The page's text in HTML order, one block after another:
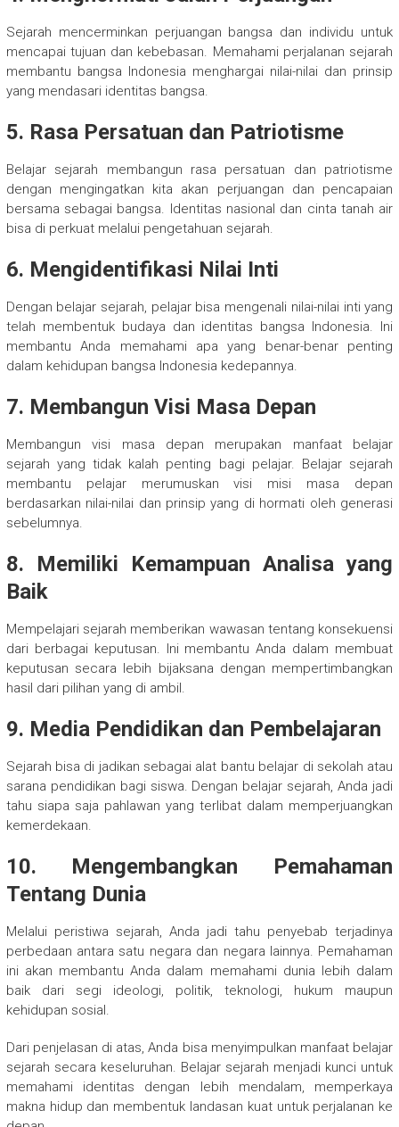
Sejarah mencerminkan perjuangan bangsa dan individu untuk
mencapai tujuan dan kebebasan. Memahami perjalanan sejarah
membantu bangsa Indonesia menghargai nilai-nilai dan prinsip
yang mendasari identitas bangsa.
5. Rasa Persatuan dan Patriotisme
Belajar sejarah membangun rasa persatuan dan patriotisme
dengan mengingatkan kita akan perjuangan dan pencapaian
bersama sebagai bangsa. Identitas nasional dan cinta tanah air
bisa di perkuat melalui pengetahuan sejarah.
6. Mengidentifikasi Nilai Inti
Dengan belajar sejarah, pelajar bisa mengenali nilai-nilai inti yang
telah membentuk budaya dan identitas bangsa Indonesia. Ini
membantu Anda memahami apa yang benar-benar penting
dalam kehidupan bangsa Indonesia kedepannya.
7. Membangun Visi Masa Depan
Membangun visi masa depan merupakan manfaat belajar
sejarah yang tidak kalah penting bagi pelajar. Belajar sejarah
membantu pelajar merumuskan visi misi masa depan
berdasarkan nilai-nilai dan prinsip yang di hormati oleh generasi
sebelumnya.
8. Memiliki Kemampuan Analisa yang
Baik
Mempelajari sejarah memberikan wawasan tentang konsekuensi
dari berbagai keputusan. Ini membantu Anda dalam membuat
keputusan secara lebih bijaksana dengan mempertimbangkan
hasil dari pilihan yang di ambil.
9. Media Pendidikan dan Pembelajaran
Sejarah bisa di jadikan sebagai alat bantu belajar di sekolah atau
sarana pendidikan bagi siswa. Dengan belajar sejarah, Anda jadi
tahu siapa saja pahlawan yang terlibat dalam memperjuangkan
kemerdekaan.
10. Mengembangkan Pemahaman
Tentang Dunia
Melalui peristiwa sejarah, Anda jadi tahu penyebab terjadinya
perbedaan antara satu negara dan negara lainnya. Pemahaman
ini akan membantu Anda dalam memahami dunia lebih dalam
baik dari segi ideologi, politik, teknologi, hukum maupun
kehidupan sosial.
Dari penjelasan di atas, Anda bisa menyimpulkan manfaat belajar
sejarah secara keseluruhan. Belajar sejarah menjadi kunci untuk
memahami identitas dengan lebih mendalam, memperkaya
makna hidup dan membentuk landasan kuat untuk perjalanan ke